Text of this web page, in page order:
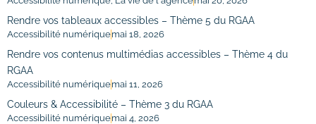
Rendre vos tableaux accessibles – Thème 5 du RGAA
Accessibilité numériquemai 18, 2026
Rendre vos contenus multimédias accessibles – Thème 4 du
RGAA
Accessibilité numériquemai 11, 2026
Couleurs & Accessibilité – Thème 3 du RGAA
Accessibilité numériquemai 4, 2026